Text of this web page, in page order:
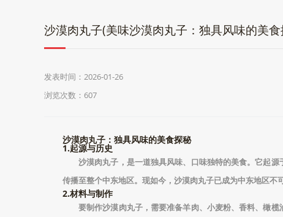
沙漠肉丸子(美味沙漠肉丸子：独具风味的美
发表时间：2026-01-26
浏览次数：607
沙漠肉丸子：独具风味的美食探秘
1.起源与历史
沙漠肉丸子，是一道独具风味、口味独特的美食。它起
传播至整个中东地区。现如今，沙漠肉丸子已成为中东地区不
2.材料与制作
要制作沙漠肉丸子，需要准备羊肉、小麦粉、香料、橄